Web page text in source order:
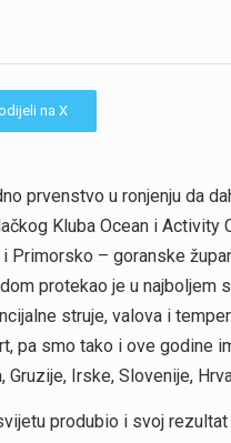
na X
prvenstvo u ronjenju da
Kluba Ocean i
i Primorsko – goranske
protekao je u najboljem
struje, valova i
pa smo tako i ove godine
Gruzije, Irske, Slovenije,
produbio i svoj